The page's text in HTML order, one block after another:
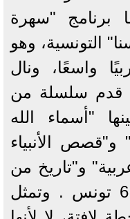
برنامج "سهرة
التونسية، وهو
واسعًا، ونال
قدم سلسلة من
"أسماء الله
الأنبياء
و"تاريخ من
ذهب" على إذاعة راديو 6 تونس . وتمثل